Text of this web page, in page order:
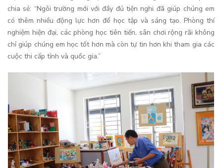
chia sẻ: “Ngôi trường mới với đầy đủ tiện nghi đã giúp chúng em
có thêm nhiều động lực hơn để học tập và sáng tạo. Phòng thí
nghiệm hiện đại, các phòng học tiên tiến, sân chơi rộng rãi không
chỉ giúp chúng em học tốt hơn mà còn tự tin hơn khi tham gia các
cuộc thi cấp tỉnh và quốc gia.”